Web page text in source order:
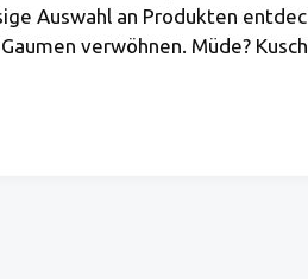
Auswahl an Produkten
verwöhnen. Müde?